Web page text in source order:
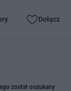
Dołącz
został oszukany